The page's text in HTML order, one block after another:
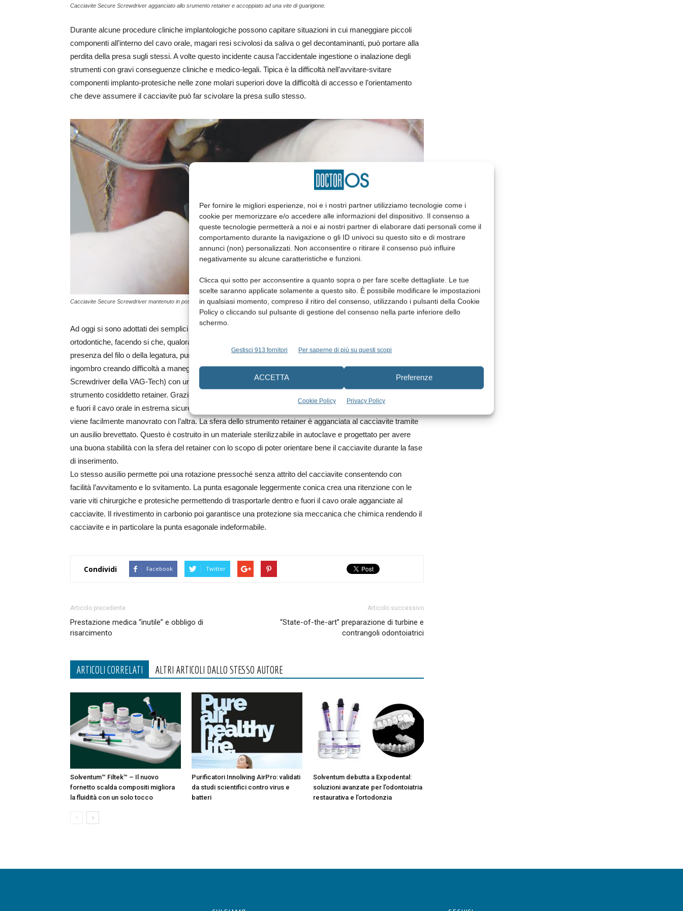
Per fornire le migliori esperienze, noi e i nostri partner utilizziamo tecnologie come i
cookie per memorizzare e/o accedere alle informazioni del dispositivo. Il consenso a
queste tecnologie permetterà a noi e ai nostri partner di elaborare dati personali come il
comportamento durante la navigazione o gli ID univoci su questo sito e di mostrare
annunci (non) personalizzati. Non acconsentire o ritirare il consenso può influire
negativamente su alcune caratteristiche e funzioni.
Clicca qui sotto per acconsentire a quanto sopra o per fare scelte dettagliate. Le tue
scelte saranno applicate solamente a questo sito. È possibile modificare le impostazioni
in qualsiasi momento, compreso il ritiro del consenso, utilizzando i pulsanti della Cookie
Policy o cliccando sul pulsante di gestione del consenso nella parte inferiore dello
schermo.
Gestisci 913 fornitori Per saperne di più su questi scopi
ACCETTA Preferenze
Cookie Policy Privacy Policy
Cacciavite Secure Screwdriver agganciato allo srumento retainer e accoppiato ad una vite di guarigione.
Durante alcune procedure cliniche implantologiche possono capitare situazioni in cui maneggiare piccoli
componenti all’interno del cavo orale, magari resi scivolosi da saliva o gel decontaminanti, può portare alla
perdita della presa sugli stessi. A volte questo incidente causa l’accidentale ingestione o inalazione degli
strumenti con gravi conseguenze cliniche e medico-legali. Tipica è la difficoltà nell’avvitare-svitare
componenti implanto-protesiche nelle zone molari superiori dove la difficoltà di accesso e l’orientamento
che deve assumere il cacciavite può far scivolare la presa sullo stesso.
Cacciavite Secure Screwdriver mantenuto in posizione dal retainer durante le manovre di avvitamento e svitamento.
Ad oggi si sono adottati dei semplici “trucchi”, legando i cacciavite con fili interdentali o legature
ortodontiche, facendo si che, qualora scivolassero in bocca al paziente, non venissero poi ingoiati. La
presenza del filo o della legatura, pur assicurando lo strumento, può a sua volta essere elemento di
ingombro creando difficoltà a maneggiare i cacciavite. Di recente è stato proposto un cacciavite (Secure
Screwdriver della VAG-Tech) con un sistema di aggancio sferico che assicura il cacciavite stesso ad uno
strumento cosiddetto retainer. Grazie a questo sistema il cacciavite può essere agevolmente portato dentro
e fuori il cavo orale in estrema sicurezza e, mantenendolo in posizione con una mano tramite il retainer
viene facilmente manovrato con l’altra. La sfera dello strumento retainer è agganciata al cacciavite tramite
un ausilio brevettato. Questo è costruito in un materiale sterilizzabile in autoclave e progettato per avere
una buona stabilità con la sfera del retainer con lo scopo di poter orientare bene il cacciavite durante la fase
di inserimento.
Lo stesso ausilio permette poi una rotazione pressoché senza attrito del cacciavite consentendo con
facilità l’avvitamento e lo svitamento. La punta esagonale leggermente conica crea una ritenzione con le
varie viti chirurgiche e protesiche permettendo di trasportarle dentro e fuori il cavo orale agganciate al
cacciavite. Il rivestimento in carbonio poi garantisce una protezione sia meccanica che chimica rendendo il
cacciavite e in particolare la punta esagonale indeformabile.
Condividi Facebook Twitter
Articolo precedente
Prestazione medica “inutile” e obbligo di
risarcimento
Articolo successivo
“State-of-the-art” preparazione di turbine e
contrangoli odontoiatrici
ARTICOLI CORRELATI ALTRI ARTICOLI DALLO STESSO AUTORE
Solventum™ Filtek™ – Il nuovo
fornetto scalda compositi migliora
la fluidità con un solo tocco
Purificatori Innoliving AirPro: validati
da studi scientifici contro virus e
batteri
Solventum debutta a Expodental:
soluzioni avanzate per l’odontoiatria
restaurativa e l’ortodonzia